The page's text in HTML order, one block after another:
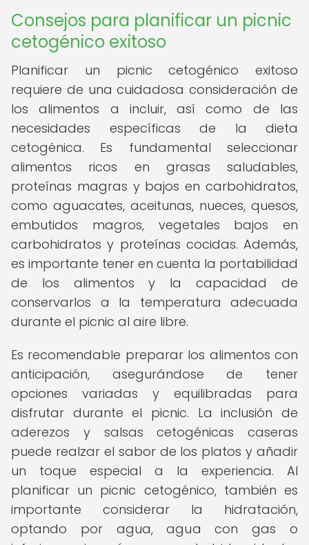
Consejos para planificar un picnic
cetogénico exitoso
Planificar un picnic cetogénico exitoso
requiere de una cuidadosa consideración de
los alimentos a incluir, así como de las
necesidades específicas de la dieta
cetogénica. Es fundamental seleccionar
alimentos ricos en grasas saludables,
proteínas magras y bajos en carbohidratos,
como aguacates, aceitunas, nueces, quesos,
embutidos magros, vegetales bajos en
carbohidratos y proteínas cocidas. Además,
es importante tener en cuenta la portabilidad
de los alimentos y la capacidad de
conservarlos a la temperatura adecuada
durante el picnic al aire libre.
Es recomendable preparar los alimentos con
anticipación, asegurándose de tener
opciones variadas y equilibradas para
disfrutar durante el picnic. La inclusión de
aderezos y salsas cetogénicas caseras
puede realzar el sabor de los platos y añadir
un toque especial a la experiencia. Al
planificar un picnic cetogénico, también es
importante considerar la hidratación,
optando por agua, agua con gas o